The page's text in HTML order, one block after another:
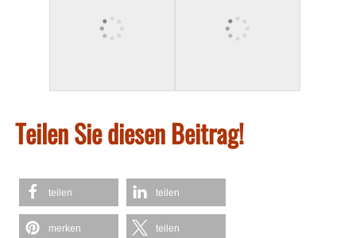
Teilen Sie diesen Beitrag!
teilen teilen
merken teilen